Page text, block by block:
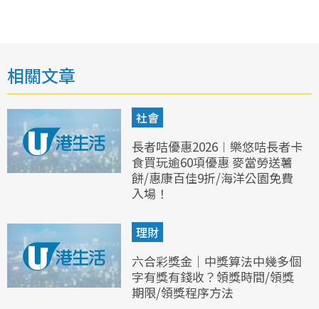
相關文章
社會
長者咭優惠2026︱樂悠咭長者卡
食買玩逾60項優惠 麥當勞送薯
餅/惠康百佳9折/海洋公園免費
入場！
理財
六合彩獎金｜中獎算法中幾多個
字有獎有錢收？領獎時間/領獎
期限/領獎程序方法